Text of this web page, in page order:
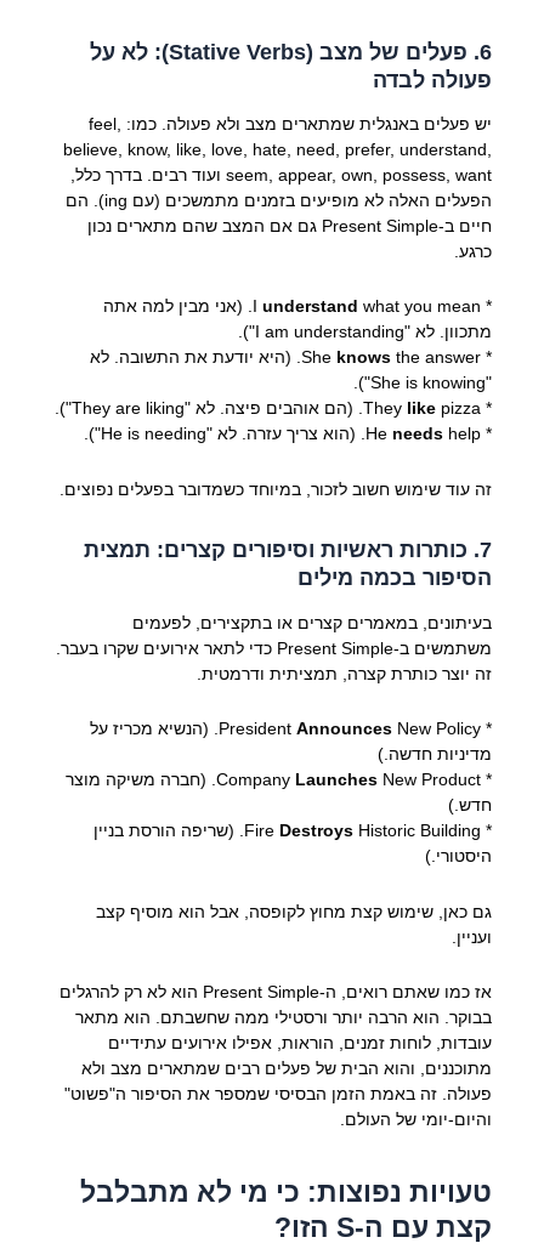
6. פעלים של מצב (Stative Verbs): לא על
פעולה לבדה
יש פעלים באנגלית שמתארים מצב ולא פעולה. כמו: feel,
believe, know, like, love, hate, need, prefer, understand,
seem, appear, own, possess, want ועוד רבים. בדרך כלל,
הפעלים האלה לא מופיעים בזמנים מתמשכים (עם ing). הם
חיים ב-Present Simple גם אם המצב שהם מתארים נכון
כרגע.
* I
understand what you mean. (אני מבין למה אתה
מתכוון. לא "I am understanding").
* She
knows
the answer. (היא יודעת את התשובה. לא
"She is knowing").
* They
like pizza. (הם אוהבים פיצה. לא "They are liking").
* He
needs help. (הוא צריך עזרה. לא "He is needing").
זה עוד שימוש חשוב לזכור, במיוחד כשמדובר בפעלים נפוצים.
7. כותרות ראשיות וסיפורים קצרים: תמצית
הסיפור בכמה מילים
בעיתונים, במאמרים קצרים או בתקצירים, לפעמים
משתמשים ב-Present Simple כדי לתאר אירועים שקרו בעבר.
זה יוצר כותרת קצרה, תמציתית ודרמטית.
* President
Announces
New Policy. (הנשיא מכריז על
מדיניות חדשה.)
* Company
Launches
New Product. (חברה משיקה מוצר
חדש.)
* Fire
Destroys
Historic Building. (שריפה הורסת בניין
היסטורי.)
גם כאן, שימוש קצת מחוץ לקופסה, אבל הוא מוסיף קצב
ועניין.
אז כמו שאתם רואים, ה-Present Simple הוא לא רק להרגלים
בבוקר. הוא הרבה יותר ורסטילי ממה שחשבתם. הוא מתאר
עובדות, לוחות זמנים, הוראות, אפילו אירועים עתידיים
מתוכננים, והוא הבית של פעלים רבים שמתארים מצב ולא
פעולה. זה באמת הזמן הבסיסי שמספר את הסיפור ה"פשוט"
והיום-יומי של העולם.
טעויות נפוצות: כי מי לא מתבלבל
קצת עם ה-S הזו?